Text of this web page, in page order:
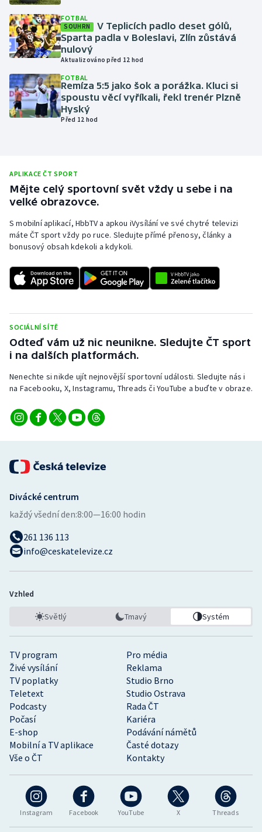
Moderní pětiboj
Motorsport
Olympijské hry
Parasport
Plavání
Ragby
Rychlobruslení
Rychlostní kanoistika
Sportovní střelba
Stolní tenis
Triatlon
Veslování
Volejbal
FOTBAL
SOUHRN
V Teplicích padlo deset gólů,
Sparta padla v Boleslavi, Zlín zůstává
nulový
Aktualizováno před 12 hod
FOTBAL
Remíza 5:5 jako šok a porážka. Kluci si
spoustu věcí vyříkali, řekl trenér Plzně
Hyský
Před 12 hod
APLIKACE ČT SPORT
Mějte celý sportovní svět vždy u sebe i na
velké obrazovce.
S mobilní aplikací, HbbTV a apkou iVysílání ve své chytré televizi
máte ČT sport vždy po ruce. Sledujte přímé přenosy, články a
bonusový obsah kdekoli a kdykoli.
SOCIÁLNÍ SÍTĚ
Odteď vám už nic neunikne. Sledujte ČT sport
i na dalších platformách.
Nenechte si nikde ujít nejnovější sportovní události. Sledujte nás i
na Facebooku, X, Instagramu, Threads či YouTube a buďte v obraze.
Instagram Facebook YouTube X Threads
TV program
Pro média
Živé vysílání
Reklama
TV poplatky
Studio Brno
Teletext
Studio Ostrava
Podcasty
Rada ČT
Počasí
Kariéra
E-shop
Podávání námětů
Mobilní a TV aplikace
Časté dotazy
Vše o ČT
Kontakty
Divácké centrum
každý všední den:8:00—16:00 hodin
261 136 113
info@ceskatelevize.cz
Vzhled
Světlý Tmavý Systém